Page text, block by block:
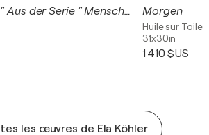
" Berühmte Paare " Aus der Serie " Menschenlandschaften " Morgen
Huile sur Toile
31x30in
1 410 $US
les œuvres de Ela Köhler